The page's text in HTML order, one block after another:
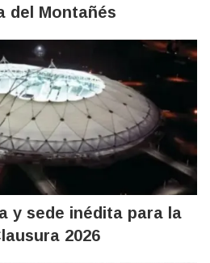
del Montañés
y sede inédita para la
2026